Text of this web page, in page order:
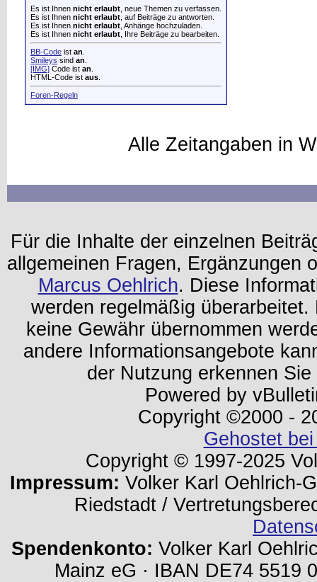
Es ist Ihnen nicht erlaubt , neue Themen zu verfassen.
Es ist Ihnen nicht erlaubt , auf Beiträge zu antworten.
Es ist Ihnen nicht erlaubt , Anhänge hochzuladen.
Es ist Ihnen nicht erlaubt , Ihre Beiträge zu bearbeiten.
BB-Code ist an
Smileys sind an
[IMG] Code ist an
HTML-Code ist aus
Foren-Regeln
Alle Zeitangaben in
Für die Inhalte der einzelnen
allgemeinen Fragen, Ergänzungen
Marcus Oehlrich. Diese
werden regelmäßig
keine Gewähr übernommen
andere Informationsangebote
der Nutzung erkennen
Powered by
Copyright ©2000 -
Gehostet
Copyright © 1997-2025
Impressum: Volker Karl Oehlrich-
Riedstadt /
Spendenkonto: Volker Karl
Mainz eG · IBAN DE74 5519